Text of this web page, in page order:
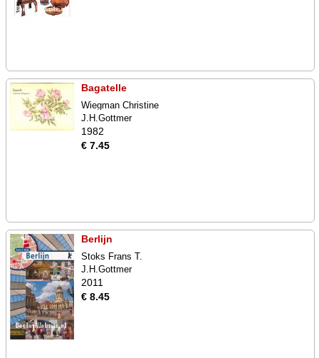
Bagatelle
Wiegman Christine
J.H.Gottmer
1982
€ 7.45
Berlijn
Stoks Frans T.
J.H.Gottmer
2011
€ 8.45